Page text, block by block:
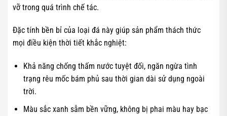
vỡ trong quá trình chế tác.
Đặc tính bền bỉ của loại đá này giúp sản phẩm thách thức
mọi điều kiện thời tiết khắc nghiệt:
Khả năng chống thấm nước tuyệt đối, ngăn ngừa tình
trạng rêu mốc bám phủ sau thời gian dài sử dụng ngoài
trời.
Màu sắc xanh sẫm bền vững, không bị phai màu hay bạc